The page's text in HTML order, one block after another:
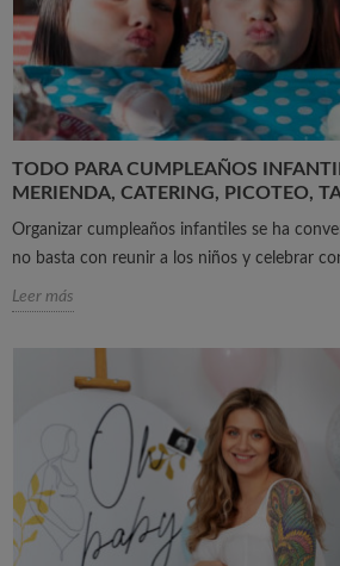
TODO PARA CUMPLEAÑOS
MERIENDA, CATERING, PICOTEO,
Organizar cumpleaños infantiles se ha
no basta con reunir a los niños y celebrar
Leer más